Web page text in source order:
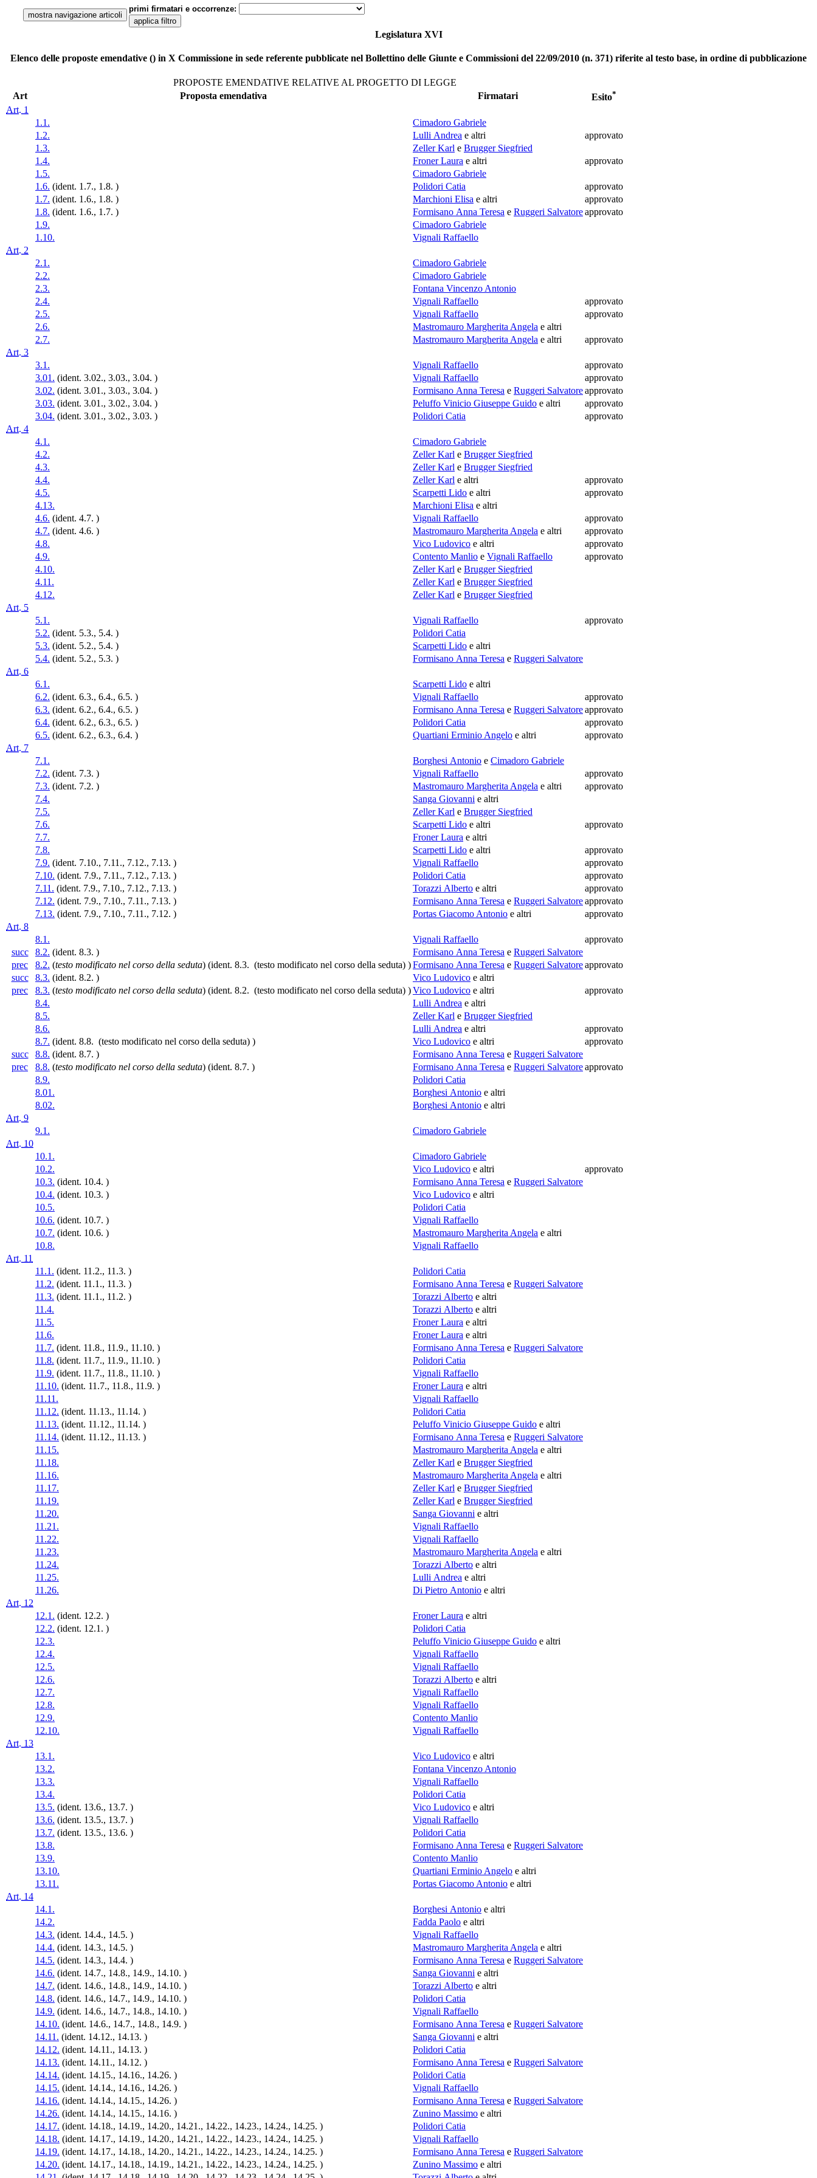
primi firmatari e occorrenze:
Legislatura XVI
Elenco delle proposte emendative () in X Commissione in sede referente pubblicate nel Bollettino delle Giunte e Commissioni del 22/09/2010 (n. 371) riferite al testo base, in ordine di pubblicazione
PROPOSTE EMENDATIVE RELATIVE AL PROGETTO DI LEGGE
Art
Proposta emendativa Firmatari Esito*
Art. 1
1.1.
Cimadoro Gabriele
1.2.
Lulli Andrea e altri
approvato
1.3.
Zeller Karl e Brugger Siegfried
1.4.
Froner Laura e altri
approvato
1.5.
Cimadoro Gabriele
1.6. (ident. 1.7., 1.8. ) Polidori Catia
approvato
1.7. (ident. 1.6., 1.8. ) Marchioni Elisa e altri
approvato
1.8. (ident. 1.6., 1.7. ) Formisano Anna Teresa e Ruggeri Salvatoreapprovato
1.9.
Cimadoro Gabriele
1.10.
Vignali Raffaello
Art. 2
2.1.
Cimadoro Gabriele
2.2.
Cimadoro Gabriele
2.3.
Fontana Vincenzo Antonio
2.4.
Vignali Raffaello
approvato
2.5.
Vignali Raffaello
approvato
2.6.
Mastromauro Margherita Angela e altri
2.7.
Mastromauro Margherita Angela e altri
approvato
Art. 3
3.1.
Vignali Raffaello
approvato
3.01. (ident. 3.02., 3.03., 3.04. ) Vignali Raffaello
approvato
3.02. (ident. 3.01., 3.03., 3.04. ) Formisano Anna Teresa e Ruggeri Salvatoreapprovato
3.03. (ident. 3.01., 3.02., 3.04. ) Peluffo Vinicio Giuseppe Guido e altri
approvato
3.04. (ident. 3.01., 3.02., 3.03. ) Polidori Catia
approvato
Art. 4
4.1.
Cimadoro Gabriele
4.2.
Zeller Karl e Brugger Siegfried
4.3.
Zeller Karl e Brugger Siegfried
4.4.
Zeller Karl e altri
approvato
4.5.
Scarpetti Lido e altri
approvato
4.13.
Marchioni Elisa e altri
4.6. (ident. 4.7. ) Vignali Raffaello
approvato
4.7. (ident. 4.6. ) Mastromauro Margherita Angela e altri
approvato
4.8.
Vico Ludovico e altri
approvato
4.9.
Contento Manlio e Vignali Raffaello
approvato
4.10.
Zeller Karl e Brugger Siegfried
4.11.
Zeller Karl e Brugger Siegfried
4.12.
Zeller Karl e Brugger Siegfried
Art. 5
5.1.
Vignali Raffaello
approvato
5.2. (ident. 5.3., 5.4. )
Polidori Catia
5.3. (ident. 5.2., 5.4. ) Scarpetti Lido e altri
5.4. (ident. 5.2., 5.3. ) Formisano Anna Teresa e Ruggeri Salvatore
Art. 6
6.1.
Scarpetti Lido e altri
6.2. (ident. 6.3., 6.4., 6.5. ) Vignali Raffaello
approvato
6.3. (ident. 6.2., 6.4., 6.5. ) Formisano Anna Teresa e Ruggeri Salvatoreapprovato
6.4. (ident. 6.2., 6.3., 6.5. ) Polidori Catia
approvato
6.5. (ident. 6.2., 6.3., 6.4. ) Quartiani Erminio Angelo e altri
approvato
Art. 7
7.1.
Borghesi Antonio e Cimadoro Gabriele
7.2. (ident. 7.3. ) Vignali Raffaello
approvato
7.3. (ident. 7.2. ) Mastromauro Margherita Angela e altri
approvato
7.4.
Sanga Giovanni e altri
7.5.
Zeller Karl e Brugger Siegfried
7.6.
Scarpetti Lido e altri
approvato
7.7.
Froner Laura e altri
7.8.
Scarpetti Lido e altri
approvato
7.9. (ident. 7.10., 7.11., 7.12., 7.13. ) Vignali Raffaello
approvato
7.10. (ident. 7.9., 7.11., 7.12., 7.13. ) Polidori Catia
approvato
7.11. (ident. 7.9., 7.10., 7.12., 7.13. ) Torazzi Alberto e altri
approvato
7.12. (ident. 7.9., 7.10., 7.11., 7.13. ) Formisano Anna Teresa e Ruggeri Salvatoreapprovato
7.13. (ident. 7.9., 7.10., 7.11., 7.12. ) Portas Giacomo Antonio e altri
approvato
Art. 8
8.1.
Vignali Raffaello
approvato
succ
8.2. (ident. 8.3. ) Formisano Anna Teresa e Ruggeri Salvatore
prec
8.2. (testo modificato nel corso della seduta) (ident. 8.3. (testo modificato nel corso della seduta) )Formisano Anna Teresa e Ruggeri Salvatoreapprovato
succ
8.3. (ident. 8.2. ) Vico Ludovico e altri
prec
8.3. (testo modificato nel corso della seduta) (ident. 8.2. (testo modificato nel corso della seduta) )Vico Ludovico e altri
approvato
8.4.
Lulli Andrea e altri
8.5.
Zeller Karl e Brugger Siegfried
8.6.
Lulli Andrea e altri
approvato
8.7. (ident. 8.8. (testo modificato nel corso della seduta) ) Vico Ludovico e altri
approvato
succ
8.8. (ident. 8.7. ) Formisano Anna Teresa e Ruggeri Salvatore
prec
8.8. (testo modificato nel corso della seduta) (ident. 8.7. ) Formisano Anna Teresa e Ruggeri Salvatoreapprovato
8.9.
Polidori Catia
8.01.
Borghesi Antonio e altri
8.02.
Borghesi Antonio e altri
Art. 9
9.1.
Cimadoro Gabriele
Art. 10
10.1.
Cimadoro Gabriele
10.2.
Vico Ludovico e altri
approvato
10.3. (ident. 10.4. ) Formisano Anna Teresa e Ruggeri Salvatore
10.4. (ident. 10.3. ) Vico Ludovico e altri
10.5.
Polidori Catia
10.6. (ident. 10.7. )
Vignali Raffaello
10.7. (ident. 10.6. ) Mastromauro Margherita Angela e altri
10.8.
Vignali Raffaello
Art. 11
11.1. (ident. 11.2., 11.3. )
Polidori Catia
11.2. (ident. 11.1., 11.3. ) Formisano Anna Teresa e Ruggeri Salvatore
11.3. (ident. 11.1., 11.2. ) Torazzi Alberto e altri
11.4.
Torazzi Alberto e altri
11.5.
Froner Laura e altri
11.6.
Froner Laura e altri
11.7. (ident. 11.8., 11.9., 11.10. ) Formisano Anna Teresa e Ruggeri Salvatore
11.8. (ident. 11.7., 11.9., 11.10. )
Polidori Catia
11.9. (ident. 11.7., 11.8., 11.10. )
Vignali Raffaello
11.10. (ident. 11.7., 11.8., 11.9. ) Froner Laura e altri
11.11.
Vignali Raffaello
11.12. (ident. 11.13., 11.14. )
Polidori Catia
11.13. (ident. 11.12., 11.14. ) Peluffo Vinicio Giuseppe Guido e altri
11.14. (ident. 11.12., 11.13. ) Formisano Anna Teresa e Ruggeri Salvatore
11.15.
Mastromauro Margherita Angela e altri
11.18.
Zeller Karl e Brugger Siegfried
11.16.
Mastromauro Margherita Angela e altri
11.17.
Zeller Karl e Brugger Siegfried
11.19.
Zeller Karl e Brugger Siegfried
11.20.
Sanga Giovanni e altri
11.21.
Vignali Raffaello
11.22.
Vignali Raffaello
11.23.
Mastromauro Margherita Angela e altri
11.24.
Torazzi Alberto e altri
11.25.
Lulli Andrea e altri
11.26.
Di Pietro Antonio e altri
Art. 12
12.1. (ident. 12.2. ) Froner Laura e altri
12.2. (ident. 12.1. )
Polidori Catia
12.3.
Peluffo Vinicio Giuseppe Guido e altri
12.4.
Vignali Raffaello
12.5.
Vignali Raffaello
12.6.
Torazzi Alberto e altri
12.7.
Vignali Raffaello
12.8.
Vignali Raffaello
12.9.
Contento Manlio
12.10.
Vignali Raffaello
Art. 13
13.1.
Vico Ludovico e altri
13.2.
Fontana Vincenzo Antonio
13.3.
Vignali Raffaello
13.4.
Polidori Catia
13.5. (ident. 13.6., 13.7. ) Vico Ludovico e altri
13.6. (ident. 13.5., 13.7. )
Vignali Raffaello
13.7. (ident. 13.5., 13.6. )
Polidori Catia
13.8.
Formisano Anna Teresa e Ruggeri Salvatore
13.9.
Contento Manlio
13.10.
Quartiani Erminio Angelo e altri
13.11.
Portas Giacomo Antonio e altri
Art. 14
14.1.
Borghesi Antonio e altri
14.2.
Fadda Paolo e altri
14.3. (ident. 14.4., 14.5. )
Vignali Raffaello
14.4. (ident. 14.3., 14.5. ) Mastromauro Margherita Angela e altri
14.5. (ident. 14.3., 14.4. ) Formisano Anna Teresa e Ruggeri Salvatore
14.6. (ident. 14.7., 14.8., 14.9., 14.10. ) Sanga Giovanni e altri
14.7. (ident. 14.6., 14.8., 14.9., 14.10. ) Torazzi Alberto e altri
14.8. (ident. 14.6., 14.7., 14.9., 14.10. )
Polidori Catia
14.9. (ident. 14.6., 14.7., 14.8., 14.10. )
Vignali Raffaello
14.10. (ident. 14.6., 14.7., 14.8., 14.9. ) Formisano Anna Teresa e Ruggeri Salvatore
14.11. (ident. 14.12., 14.13. ) Sanga Giovanni e altri
14.12. (ident. 14.11., 14.13. )
Polidori Catia
14.13. (ident. 14.11., 14.12. ) Formisano Anna Teresa e Ruggeri Salvatore
14.14. (ident. 14.15., 14.16., 14.26. )
Polidori Catia
14.15. (ident. 14.14., 14.16., 14.26. )
Vignali Raffaello
14.16. (ident. 14.14., 14.15., 14.26. ) Formisano Anna Teresa e Ruggeri Salvatore
14.26. (ident. 14.14., 14.15., 14.16. ) Zunino Massimo e altri
14.17. (ident. 14.18., 14.19., 14.20., 14.21., 14.22., 14.23., 14.24., 14.25. )
Polidori Catia
14.18. (ident. 14.17., 14.19., 14.20., 14.21., 14.22., 14.23., 14.24., 14.25. )
Vignali Raffaello
14.19. (ident. 14.17., 14.18., 14.20., 14.21., 14.22., 14.23., 14.24., 14.25. ) Formisano Anna Teresa e Ruggeri Salvatore
14.20. (ident. 14.17., 14.18., 14.19., 14.21., 14.22., 14.23., 14.24., 14.25. ) Zunino Massimo e altri